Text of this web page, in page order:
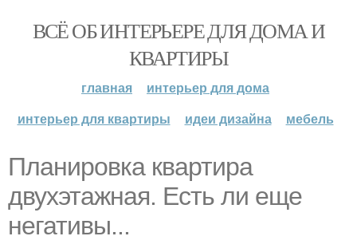
ВСЁ ОБ ИНТЕРЬЕРЕ ДЛЯ ДОМА И
КВАРТИРЫ
главная
интерьер для дома
интерьер для квартиры
идеи дизайна мебель
Планировка квартира
двухэтажная. Есть ли еще
негативы...